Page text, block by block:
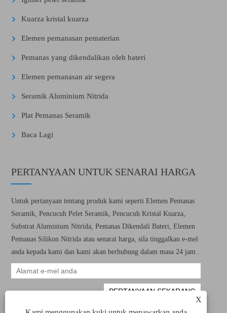
X
Kuarza kristal kuarza
Elemen pemanasan pematerian
Pemanas yang dikendalikan oleh bateri
Elemen pemanasan air segera
Seramik Aluminium Nitrida
Plat Pemanas Seramik
Baca Lagi
PERTANYAAN UNTUK SENARAI HARGA
Untuk pertanyaan tentang produk kami seperti Elemen Pemanas
Seramik, Pencucuh Pelet Seramik, Pencucuh Kristal Kuarza,
Substrat Aluminium Nitrida, Pemanas Dikendali Bateri, Elemen
Pemanas Silikon Nitrida atau senarai harga, sila tinggalkan e-mel
anda kepada kami dan kami akan berhubung dalam masa 24 jam .